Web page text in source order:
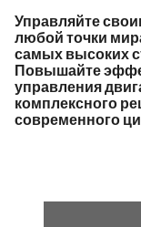
Управляйте
любой точки
самых высоких
Повышайте
управления
комплексного
современного